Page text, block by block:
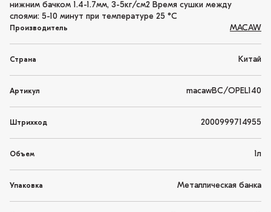
нижним бачком 1.4-1.7мм, 3-5кг/см2 Время сушки между
слоями: 5-10 минут при температуре 25 °C
Производитель MACAW
Страна Китай
Артикул macawBC/OPEL140
Штрихкод 2000999714955
Объем 1л
Упаковка Металлическая банка